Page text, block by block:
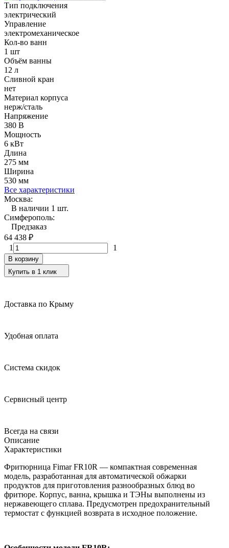
Тип подключения
электрический
Управление
электромеханическое
Кол-во ванн
1 шт
Объём ванны
12 л
Сливной кран
нет
Материал корпуса
нерж/сталь
Напряжение
380 В
Мощность
6 кВт
Длина
275 мм
Ширина
530 мм
Все характеристики
Москва:
В наличии 1 шт.
Симферополь:
Предзаказ
64 438 ₽
1
1
В корзину
Купить в 1 клик
Доставка по Крыму
Удобная оплата
Система скидок
Сервисный центр
Всегда на связи
Описание
Характеристики
Фритюрница Fimar FR10R — компактная современная
модель, разработанная для автоматической обжарки
продуктов для приготовления разнообразных блюд во
фритюре. Корпус, ванна, крышка и ТЭНы выполнены из
нержавеющего сплава. Предусмотрен предохранительный
термостат с функцией возврата в исходное положение.